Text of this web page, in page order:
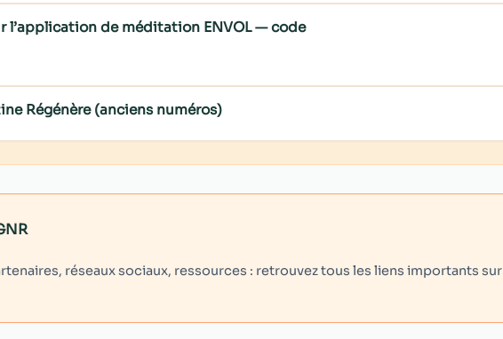
l’application de méditation ENVOL — code
Régénère (anciens numéros)
réseaux sociaux, ressources : retrouvez tous les liens importants sur